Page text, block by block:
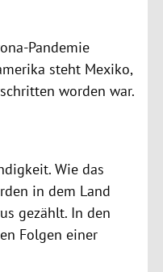
Pandemie
steht Mexiko,
worden war.
Wie das
in dem Land
gezählt. In den
Folgen einer